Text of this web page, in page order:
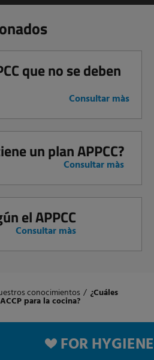
que no se deben
Consultar màs
un plan APPCC?
Consultar màs
el APPCC
Consultar màs
conocimientos / ¿Cuáles
para la cocina?
FOR HYGIENE